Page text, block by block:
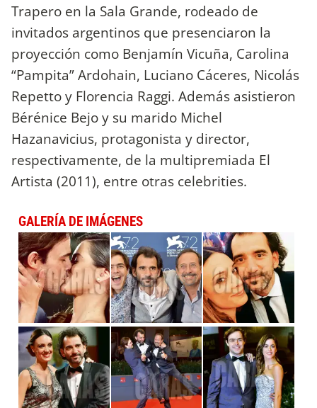
Trapero en la Sala Grande, rodeado de
invitados argentinos que presenciaron la
proyección como Benjamín Vicuña, Carolina
“Pampita” Ardohain, Luciano Cáceres, Nicolás
Repetto y Florencia Raggi. Además asistieron
Bérénice Bejo y su marido Michel
Hazanavicius, protagonista y director,
respectivamente, de la multipremiada El
Artista (2011), entre otras celebrities.
GALERÍA DE IMÁGENES